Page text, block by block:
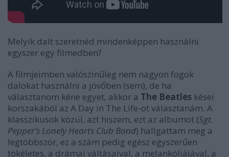
Melyik dalt szeretnéd mindenképpen használni
egyszer egy filmedben?
A filmjeimben valószínűleg nem nagyon fogok
dalokat használni a jövőben (sem), de ha
választanom kéne egyet, akkor a The Beatles kései
korszakából az A Day in The Life-ot választanám. A
klasszikusok közül, azt hiszem, ezt az albumot (Sgt.
Pepper’s Lonely Hearts Club Band) hallgattam meg a
legtöbbször, ez a szám pedig egész egyszerűen
tökéletes, a drámai váltásaival, a melankóliájával, a